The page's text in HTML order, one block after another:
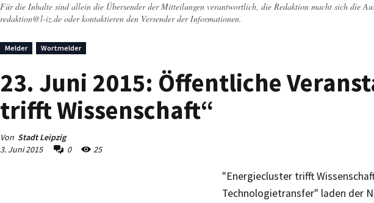
Für die Inhalte sind allein die Übersender der Mitteilungen verantwortlich, die Redaktion macht sich die
redaktion@l-iz.de oder kontaktieren den Versender der Informationen.
Melder Wortmelder
23. Juni 2015: Öffentliche
trifft Wissenschaft“
Von Stadt Leipzig
3. Juni 2015
0 25
"Energiecluster trifft
Technologietransfer" laden der